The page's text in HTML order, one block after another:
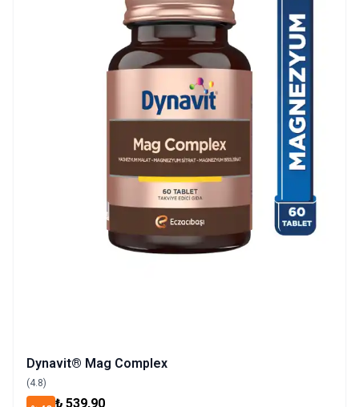
Dynavit® Mag Complex
(4.8)
₺ 539,90